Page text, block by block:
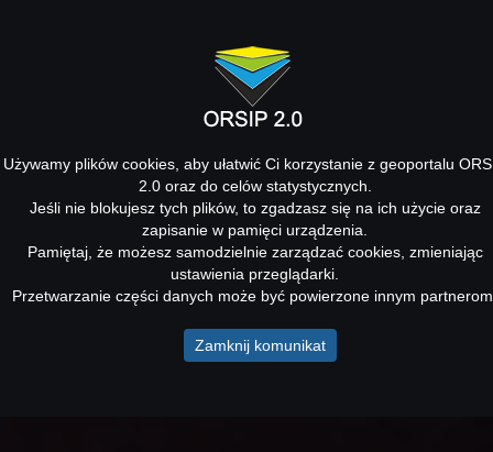
Używamy plików cookies, aby ułatwić Ci korzystanie z geoportalu
2.0 oraz do celów statystycznych.
Jeśli nie blokujesz tych plików, to zgadzasz się na ich użycie oraz
zapisanie w pamięci urządzenia.
Pamiętaj, że możesz samodzielnie zarządzać cookies, zmieniając
ustawienia przeglądarki.
Przetwarzanie części danych może być powierzone innym
Zamknij komunikat